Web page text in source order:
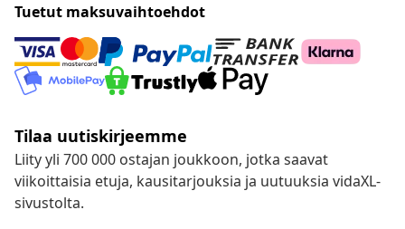
Tuetut maksuvaihtoehdot
Tilaa uutiskirjeemme
Liity yli 700 000 ostajan joukkoon, jotka saavat
viikoittaisia etuja, kausitarjouksia ja uutuuksia vidaXL-
sivustolta.